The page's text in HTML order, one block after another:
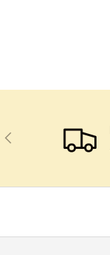
Précédent